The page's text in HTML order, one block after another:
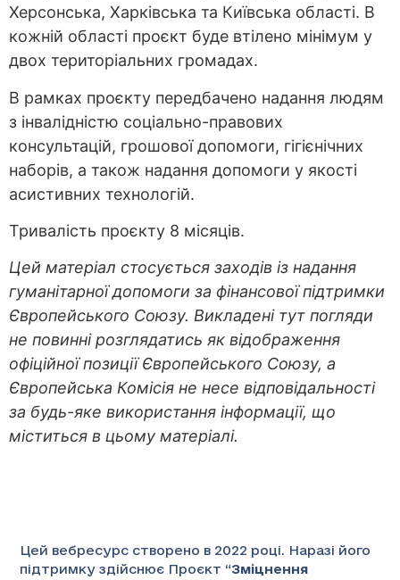
Херсонська, Харківська та Київська області. В
кожній області проєкт буде втілено мінімум у
двох територіальних громадах.
В рамках проєкту передбачено надання людям
з інвалідністю соціально-правових
консультацій, грошової допомоги, гігієнічних
наборів, а також надання допомоги у якості
асистивних технологій.
Тривалість проєкту 8 місяців.
Цей матеріал стосується заходів із надання
гуманітарної допомоги за фінансової підтримки
Європейського Союзу. Викладені тут погляди
не повинні розглядатись як відображення
офіційної позиції Європейського Союзу, а
Європейська Комісія не несе відповідальності
за будь-яке використання інформації, що
міститься в цьому матеріалі.
Цей вебресурс створено в 2022 році. Наразі його
підтримку здійснює Проєкт “Зміцнення